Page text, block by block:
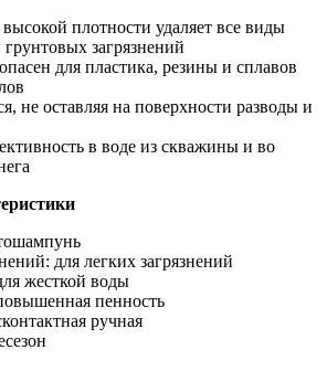
плотности удаляет все виды
загрязнений
для пластика, резины и сплавов
не оставляя на поверхности разводы и
в воде из скважины и во
для легких загрязнений
жесткой воды
пенность
ручная